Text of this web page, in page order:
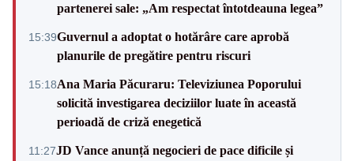
partenerei sale: „Am respectat întotdeauna legea”
15:39Guvernul a adoptat o hotărâre care aprobă
planurile de pregătire pentru riscuri
15:18Ana Maria Păcuraru: Televiziunea Poporului
solicită investigarea deciziilor luate în această
perioadă de criză enegetică
11:27JD Vance anunță negocieri de pace dificile și